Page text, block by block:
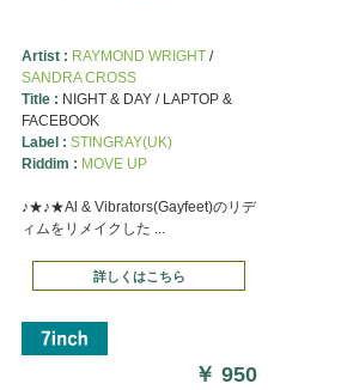
Artist : RAYMOND WRIGHT/
SANDRA CROSS
Title : NIGHT & DAY / LAPTOP &
FACEBOOK
Label : STINGRAY(UK)
Riddim : MOVE UP
♪★♪★Al & Vibrators(Gayfeet)のリデ
ィムをリメイクした ...
詳しくはこちら
￥950